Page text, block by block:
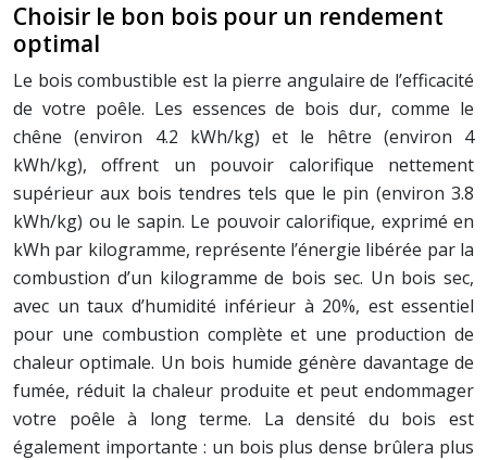
Choisir le bon bois pour un rendement
optimal
Le bois combustible est la pierre angulaire de l’efficacité
de votre poêle. Les essences de bois dur, comme le
chêne (environ 4.2 kWh/kg) et le hêtre (environ 4
kWh/kg), offrent un pouvoir calorifique nettement
supérieur aux bois tendres tels que le pin (environ 3.8
kWh/kg) ou le sapin. Le pouvoir calorifique, exprimé en
kWh par kilogramme, représente l’énergie libérée par la
combustion d’un kilogramme de bois sec. Un bois sec,
avec un taux d’humidité inférieur à 20%, est essentiel
pour une combustion complète et une production de
chaleur optimale. Un bois humide génère davantage de
fumée, réduit la chaleur produite et peut endommager
votre poêle à long terme. La densité du bois est
également importante : un bois plus dense brûlera plus